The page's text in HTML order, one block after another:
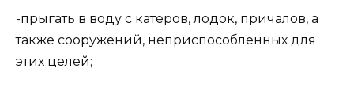
-прыгать в воду с катеров, лодок, причалов, а
также сооружений, неприспособленных для
этих целей;